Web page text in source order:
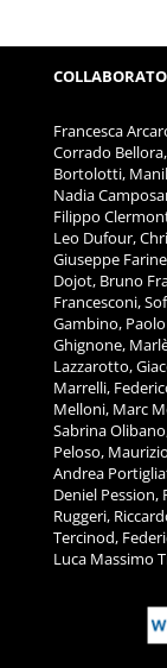
Francesca
Corrado
Bortolotti,
Nadia
Filippo
Leo Dufour,
Giuseppe
Dojot, Bruno
Francesconi,
Gambino,
Ghignone,
Lazzarotto,
Marrelli,
Melloni, Marc
Sabrina
Peloso,
Andrea
Deniel Pession,
Ruggeri,
Tercinod,
Luca Massimo